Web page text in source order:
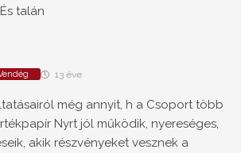
talán
13 éve
még annyit, h a Csoport több
Nyrt jól működik, nyereséges,
akik részvényeket vesznek a